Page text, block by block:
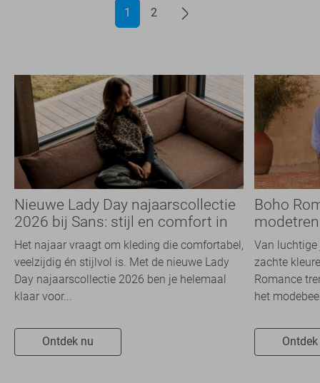
1 2
Nieuwe Lady Day najaarscollectie
2026 bij Sans: stijl en comfort in
travelkwaliteit
Het najaar vraagt om kleding die comfortabel,
veelzijdig én stijlvol is. Met de nieuwe Lady
Day najaarscollectie 2026 ben je helemaal
klaar voor...
Ontdek nu
Boho
overal
Van luchtige
zachte
Romance
het